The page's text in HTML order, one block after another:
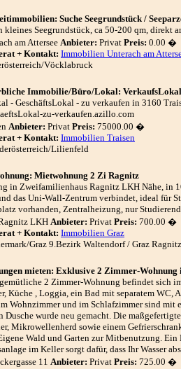
Suche Seegrundstück /
kleines Seegrundstück, ca 50-200 qm, direkt
am Attersee Anbieter: Privat Preis: 0.00 �
+ Kontakt: Immobilien Unterach am
Vöcklabruck
Immobilie/Büro/Lokal:
- GeschäftsLokal - zu verkaufen in 3160
zu-verkaufen.azillo.com
Anbieter: Privat Preis: 75000.00 �
+ Kontakt: Immobilien Traisen
Lilienfeld
Mietwohnung 2 Zi Ragnitz
in Zweifamilienhaus Ragnitz LKH Nähe, in
das Uni-Wall-Zentrum verbindet, ideal für
vorhanden, Zentralheizung, nur
LKHAnbieter: Privat Preis: 700.00 �
+ Kontakt: Immobilien Graz
Graz 9.Bezirk Waltendorf / Graz
mieten: Exklusive 2 Zimmer-
2 Zimmer-Wohnung befindet sich
Küche , Loggia, ein Bad mit separatem WC,
Wohnzimmer und im Schlafzimmer sind
Dusche wurde neu gemacht. Die
Mikrowellenherd sowie einem
Wald und Garten zur Mitbenutzung.
im Keller sorgt dafür, dass Ihr Wasser
11 Anbieter: Privat Preis: 725.00 �